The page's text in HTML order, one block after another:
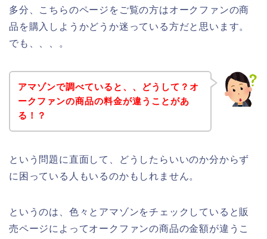
多分、こちらのページをご覧の方はオークファンの商
品を購入しようかどうか迷っている方だと思います。
でも、、、。
アマゾンで調べていると、、どうして？オ
ークファンの商品の料金が違うことがあ
る！？
という問題に直面して、どうしたらいいのか分からず
に困っている人もいるのかもしれません。
というのは、色々とアマゾンをチェックしていると販
売ページによってオークファンの商品の金額が違うこ